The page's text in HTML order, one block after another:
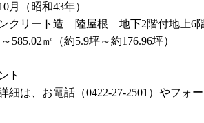
月（昭和43年）
クリート造 陸屋根 地下2階付地上6
585.02㎡（約5.9坪～約176.96坪）
ト
細は、お電話（0422-27-2501）やフォ